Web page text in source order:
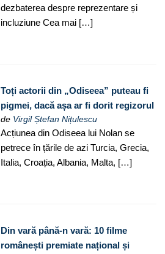
dezbaterea despre reprezentare și
incluziune Cea mai […]
Toți actorii din „Odiseea” puteau fi
pigmei, dacă așa ar fi dorit regizorul
de Virgil Ștefan Nițulescu
Acțiunea din Odiseea lui Nolan se
petrece în țările de azi Turcia, Grecia,
Italia, Croația, Albania, Malta, […]
Din vară până-n vară: 10 filme
românești premiate național și